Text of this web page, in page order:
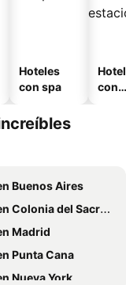
Hoteles
con spa
con
Buenos Aires
del Sacramento
Madrid
Punta Cana
Nueva York